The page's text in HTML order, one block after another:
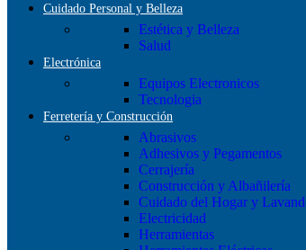
Cuidado Personal y Belleza
Estética y Belleza
Salud
Electrónica
Equipos Electronicos
Tecnologia
Ferretería y Construcción
Abrasivos
Adhesivos y Pegamentos
Cerrajería
Construcción y Albañilería
Cuidado del Hogar y
Electricidad
Herramientas